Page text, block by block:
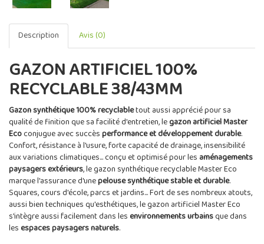
Description Avis (0)
GAZON ARTIFICIEL 100%
RECYCLABLE 38/43MM
Gazon synthétique 100% recyclabletout aussi apprécié pour sa
qualité de finition que sa facilité d'entretien, legazon artificiel Master
Ecoconjugue avec succèsperformance et développement durable.
Confort, résistance à l'usure, forte capacité de drainage, insensibilité
aux variations climatiques... conçu et optimisé pour les aménagements
paysagers extérieurs, le gazon synthétique recyclable Master Eco
marque l'assurance d'unepelouse synthétique stable et durable.
Squares, cours d'école, parcs et jardins... Fort de ses nombreux atouts,
aussi bien techniques qu'esthétiques, le gazon artificiel Master Eco
s'intègre aussi facilement dans lesenvironnements urbainsque dans
lesespaces paysagers naturels.